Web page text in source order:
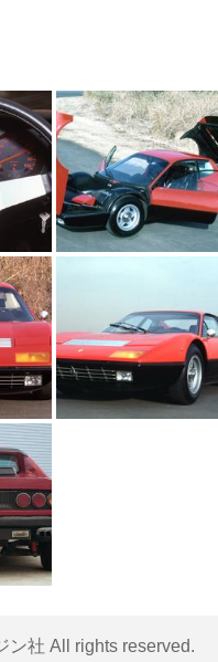
ン社 All rights reserved.